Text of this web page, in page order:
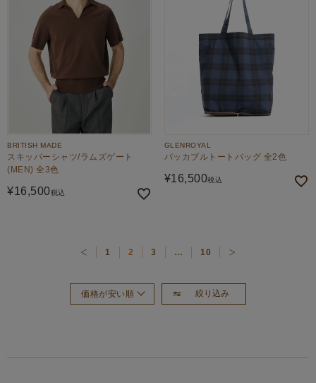
BRITISH MADE
スキッパーシャツ/ラムズゲート
(MEN) 全3色
¥16,500税込
GLENROYAL
パッカブルトートバッグ 全2色
¥16,500税込
絞り込み
価格が安い順
1 2 3 … 10